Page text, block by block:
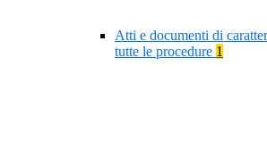
Atti e documenti di
tutte le procedure 1